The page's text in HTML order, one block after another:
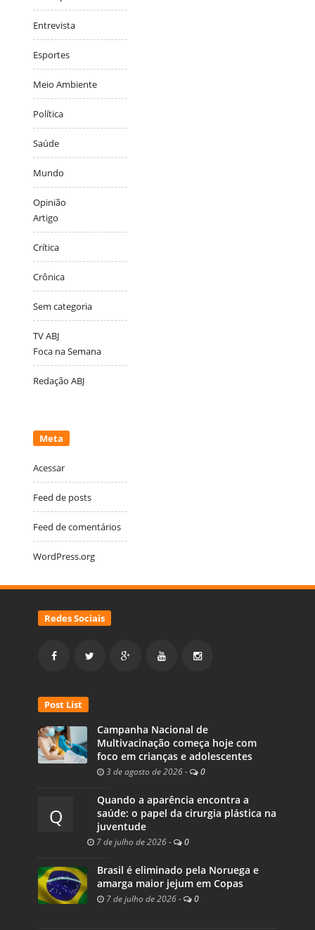
Entrevista
Esportes
Meio Ambiente
Política
Saúde
Mundo
Opinião
Artigo
Crítica
Crônica
Sem categoria
TV ABJ
Foca na Semana
Redação ABJ
Meta
Acessar
Feed de posts
Feed de comentários
WordPress.org
Redes Sociais
Post List
Campanha Nacional de
Multivacinação começa hoje com
foco em crianças e adolescentes
3 de agosto de 2026 - 0
Q
Quando a aparência encontra a
saúde: o papel da cirurgia plástica na
juventude
7 de julho de 2026 - 0
Brasil é eliminado pela Noruega e
amarga maior jejum em Copas
7 de julho de 2026 - 0